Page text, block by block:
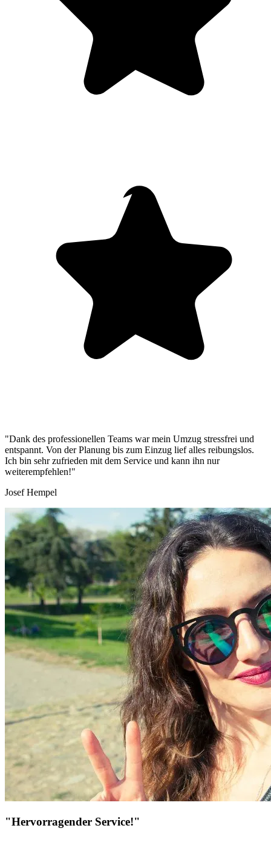
"Dank des professionellen Teams war mein Umzug stressfrei und
entspannt. Von der Planung bis zum Einzug lief alles reibungslos.
Ich bin sehr zufrieden mit dem Service und kann ihn nur
weiterempfehlen!"
Josef Hempel
"Hervorragender Service!"